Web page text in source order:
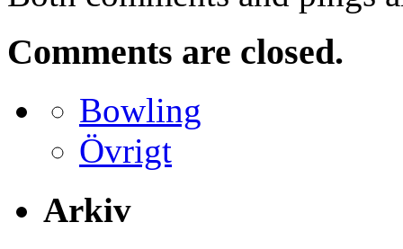
Comments are closed.
Bowling
Övrigt
Arkiv